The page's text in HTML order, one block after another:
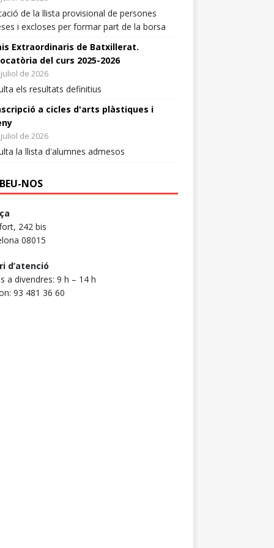
Educació Retweeted
@naciodigital · 5 ag.
denuncia que el personal
educativa pateix "caos administratiu"
d'una incidència en la resolució dels
pel repartiment de places
5 9
de la llista provisional de persones
i excloses per formar part de la borsa
Extraordinaris de Batxillerat.
del curs 2025-2026
de 2026
els resultats definitius
a cicles d'arts plàstiques i
de 2026
la llista d'alumnes admesos
NOS
242 bis
08015
d’atenció
a divendres: 9 h – 14 h
93 481 36 60